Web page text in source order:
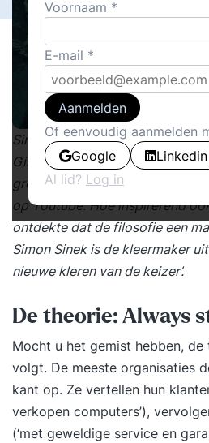
Simon Sinek is momenteel de
Gilde der Goeroes. Zijn
great leaders inspire action’ is
op Youtube. Hoe inspirerend
ontdekte dat de filosofie een
Simon Sinek is de kleermaker
nieuwe kleren van de keizer’.
De theorie: Always
Mocht u het gemist hebben, de
volgt. De meeste organisaties
kant op. Ze vertellen hun
verkopen computers’),
(‘met geweldige service en
Voornaam
E-mail
Aanmelden
Of eenvoudig aanmelden
Google
Linkedin
Al lid? Log in